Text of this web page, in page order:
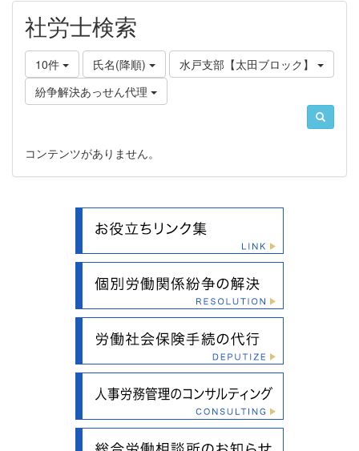
社労士検索
10件 氏名(降順)
水戸支部【太田ブロック】
紛争解決あっせん代理
コンテンツがありません。